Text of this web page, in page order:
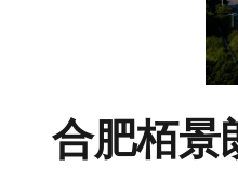
合肥栢景